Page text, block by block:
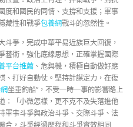
度和國民的同情、支撐和支援；軍事
藏性和戰爭包養網戰斗的忽然性。
爭，完成中華平易近族巨大回復，
藝術。強化底線思想，正確掌握國際
平台推薦 、危與機，積極自動做好應
、打好自動仗。堅持計謀定力，在復
坐垂釣船”，不受一時一事的影響路上
：「小微怎樣，更不克不及失落進他
軍事斗爭與政治斗爭、交際斗爭、法
合，斗爭經過歷程和斗爭實效相同